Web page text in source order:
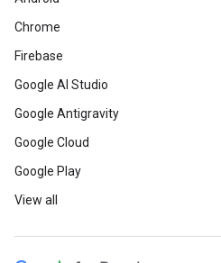
Chrome
Firebase
Google AI Studio
Google Antigravity
Google Cloud
Google Play
View all